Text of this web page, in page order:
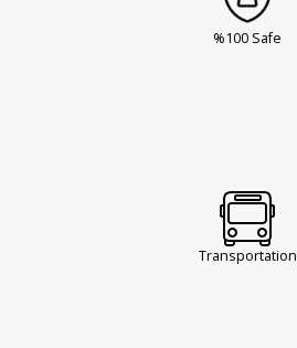
%100 Safe
Transportation